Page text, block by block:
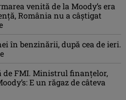
venită de la Moody’s era
România nu a câştigat
în benzinării, după cea de ieri.
de FMI. Ministrul finanțelor,
E un răgaz de câteva